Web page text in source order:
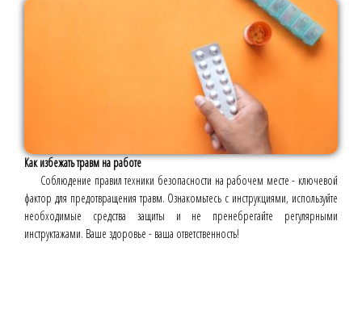
Как избежать травм на работе
Соблюдение правил техники безопасности на рабочем месте - ключевой
фактор для предотвращения травм. Ознакомьтесь с инструкциями, используйте
необходимые средства защиты и не пренебрегайте регулярными
инструктажами. Ваше здоровье - ваша ответственность!